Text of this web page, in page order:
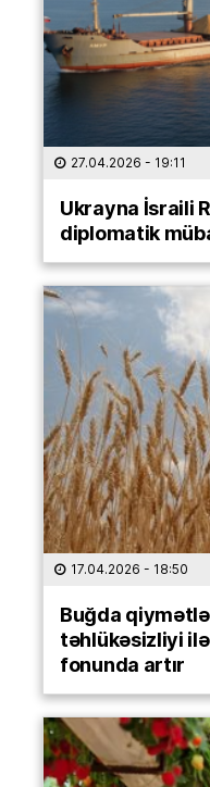
27.04.2026 - 19:11
Ukrayna İsraili
diplomatik
17.04.2026 - 18:50
Buğda
təhlükəsizliyi
fonunda artır